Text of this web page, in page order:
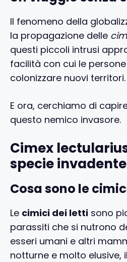
Il fenomeno della
la propagazione delle
questi piccoli intrusi
facilità con cui le
colonizzare nuovi territori.
E ora, cerchiamo di
questo nemico invasore.
Cimex
specie invadente
Cosa sono le
Le cimici dei letti sono
parassiti che si nutrono
esseri umani e altri
notturne e molto elusive,